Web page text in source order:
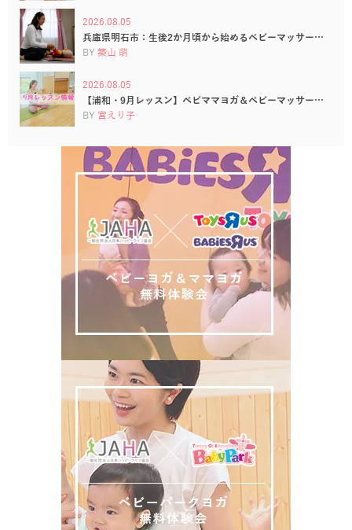
2026.08.05
兵庫県明石市：生後2か月頃から始めるベビーマッサー…
BY 築山 萌
2026.08.05
【浦和・9月レッスン】ベビママヨガ＆ベビーマッサー…
BY 宮えり子